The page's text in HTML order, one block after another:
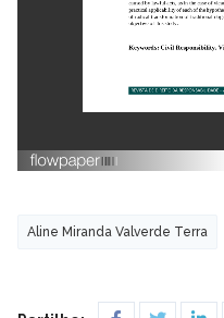
Aline Miranda Valverde Terra